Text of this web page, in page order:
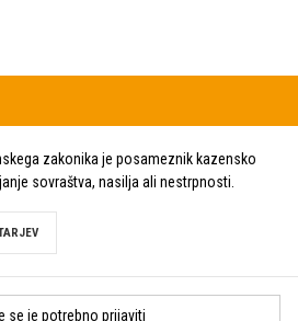
zakonika je posameznik kazensko
sovraštva, nasilja ali nestrpnosti.